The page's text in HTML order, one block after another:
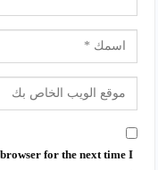
for the next time I